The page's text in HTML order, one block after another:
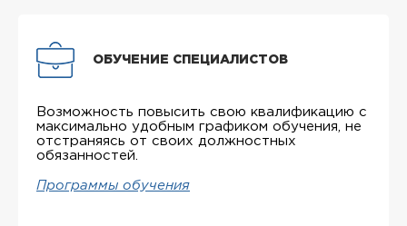
ОБУЧЕНИЕ СПЕЦИАЛИСТОВ
Возможность повысить свою квалификацию с
максимально удобным графиком обучения, не
отстраняясь от своих должностных
обязанностей.
Программы обучения